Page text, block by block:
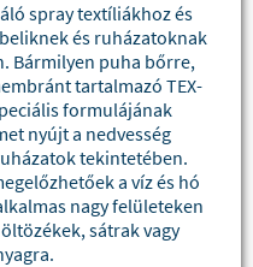
spray textíliákhoz és
és ruházatoknak
Bármilyen puha bőrre,
tartalmazó TEX-
formulájának
nyújt a nedvesség
tekintetében.
a víz és hó
nagy felületeken
sátrak vagy